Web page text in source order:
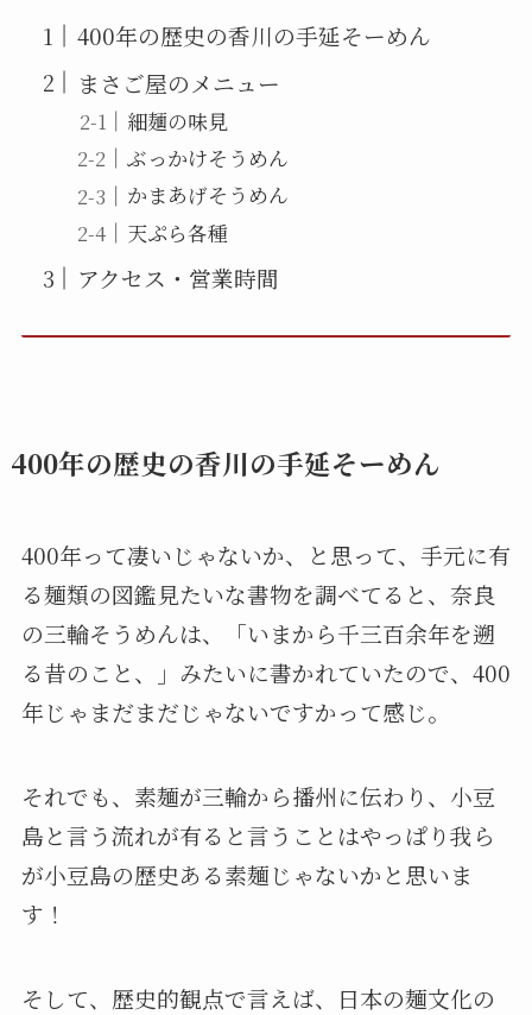
400年の歴史の香川の手延そーめん
まさご屋のメニュー
細麺の味見
ぶっかけそうめん
かまあげそうめん
天ぷら各種
アクセス・営業時間
400年の歴史の香川の手延そーめん
400年って凄いじゃないか、と思って、手元に有
る麺類の図鑑見たいな書物を調べてると、奈良
の三輪そうめんは、「いまから千三百余年を遡
る昔のこと、」みたいに書かれていたので、400
年じゃまだまだじゃないですかって感じ。
それでも、素麺が三輪から播州に伝わり、小豆
島と言う流れが有ると言うことはやっぱり我ら
が小豆島の歴史ある素麺じゃないかと思いま
す！
そして、歴史的観点で言えば、日本の麺文化の